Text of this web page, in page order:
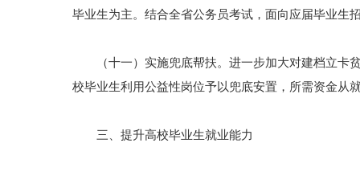
毕业生为主。结合全省公务员考试，面向应届毕业生
（十一）实施兜底帮扶。进一步加大对建档立卡贫
校毕业生利用公益性岗位予以兜底安置，所需资金从
三、提升高校毕业生就业能力